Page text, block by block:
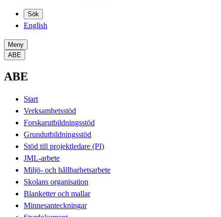
Sök
English
Meny
ABE
ABE
Start
Verksamhetsstöd
Forskarutbildningsstöd
Grundutbildningsstöd
Stöd till projektledare (PI)
JML-arbete
Miljö- och hållbarhetsarbete
Skolans organisation
Blanketter och mallar
Minnesanteckningar